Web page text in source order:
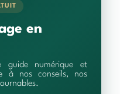
en
guide numérique et
à nos conseils, nos